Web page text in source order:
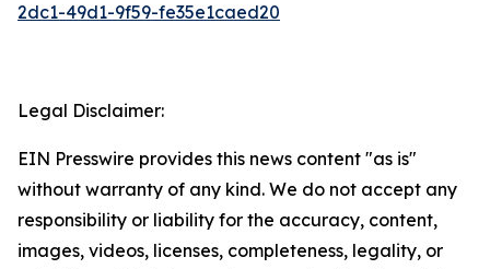
2dc1-49d1-9f59-fe35e1caed20
Legal Disclaimer:
EIN Presswire provides this news content "as is"
without warranty of any kind. We do not accept any
responsibility or liability for the accuracy, content,
images, videos, licenses, completeness, legality, or